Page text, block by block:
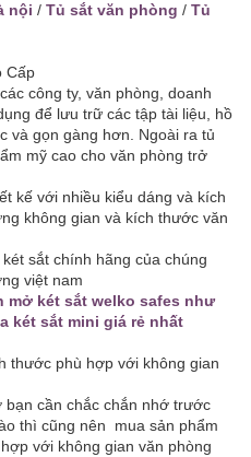
nội / Tủ sắt văn phòng / Tủ
Cấp
công ty, văn phòng, doanh
để lưu trữ các tập tài liệu, hồ
và gọn gàng hơn. Ngoài ra tủ
mỹ cao cho văn phòng trở
kế với nhiều kiểu dáng và kích
không gian và kích thước văn
sắt chính hãng của chúng
việt nam
mở két sắt welko safes như
két sắt mini giá rẻ nhất
thước phù hợp với không gian
bạn cần chắc chắn nhớ trước
thì cũng nên mua sản phẩm
với không gian văn phòng